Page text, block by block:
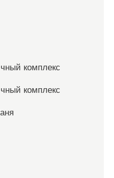
комплекс
комплекс